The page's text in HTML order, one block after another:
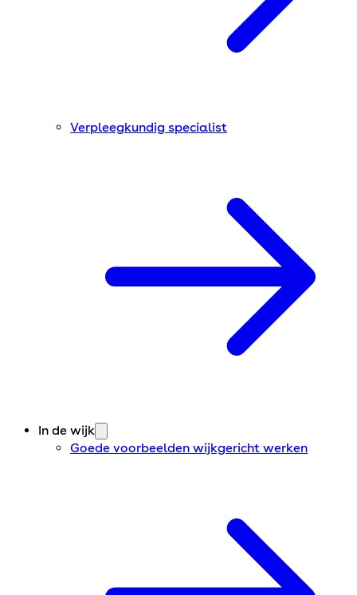
Verpleegkundig specialist
In de wijk
Goede voorbeelden wijkgericht werken